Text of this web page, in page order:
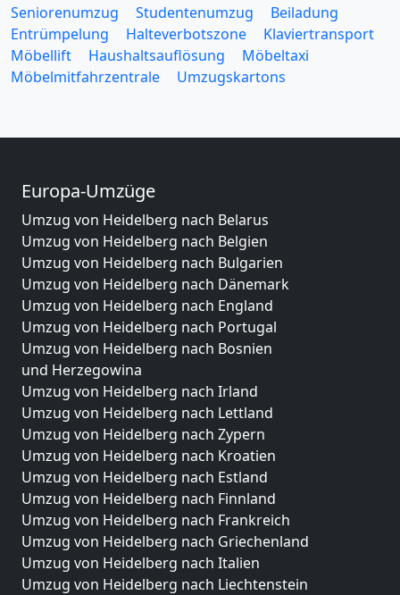
Seniorenumzug
Studentenumzug
Beiladung
Entrümpelung
Halteverbotszone
Klaviertransport
Möbellift
Haushaltsauflösung
Möbeltaxi
Möbelmitfahrzentrale
Umzugskartons
Europa-Umzüge
Umzug von Heidelberg nach Belarus
Umzug von Heidelberg nach Belgien
Umzug von Heidelberg nach Bulgarien
Umzug von Heidelberg nach Dänemark
Umzug von Heidelberg nach England
Umzug von Heidelberg nach Portugal
Umzug von Heidelberg nach Bosnien
und Herzegowina
Umzug von Heidelberg nach Irland
Umzug von Heidelberg nach Lettland
Umzug von Heidelberg nach Zypern
Umzug von Heidelberg nach Kroatien
Umzug von Heidelberg nach Estland
Umzug von Heidelberg nach Finnland
Umzug von Heidelberg nach Frankreich
Umzug von Heidelberg nach Griechenland
Umzug von Heidelberg nach Italien
Umzug von Heidelberg nach Liechtenstein